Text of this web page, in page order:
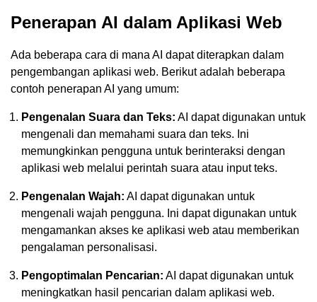
Penerapan AI dalam Aplikasi Web
Ada beberapa cara di mana AI dapat diterapkan dalam
pengembangan aplikasi web. Berikut adalah beberapa
contoh penerapan AI yang umum:
Pengenalan Suara dan Teks: AI dapat digunakan untuk
mengenali dan memahami suara dan teks. Ini
memungkinkan pengguna untuk berinteraksi dengan
aplikasi web melalui perintah suara atau input teks.
Pengenalan Wajah: AI dapat digunakan untuk
mengenali wajah pengguna. Ini dapat digunakan untuk
mengamankan akses ke aplikasi web atau memberikan
pengalaman personalisasi.
Pengoptimalan Pencarian: AI dapat digunakan untuk
meningkatkan hasil pencarian dalam aplikasi web.